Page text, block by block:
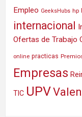
Empleo GeeksHubs hp
internacional
Ofertas de Trabajo
online practicas
Empresas
TIC UPV